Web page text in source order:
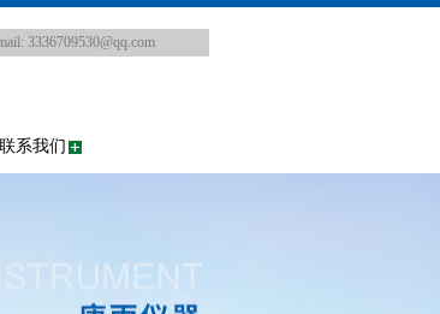
3336709530@qq.com
联系我们